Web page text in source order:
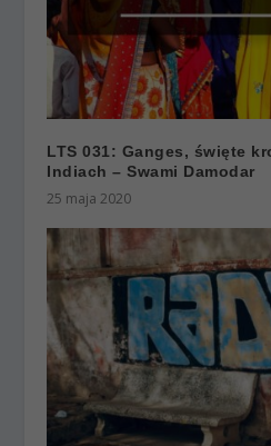
LTS 031: Ganges, święte
Indiach – Swami Damodar
25 maja 2020